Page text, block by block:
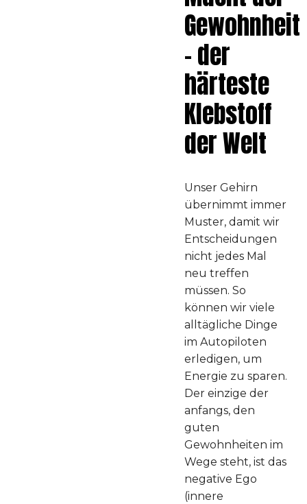
Gewohnheit
– der
härteste
Klebstoff
der Welt
Unser Gehirn
übernimmt immer
Muster, damit wir
Entscheidungen
nicht jedes Mal
neu treffen
müssen. So
können wir viele
alltägliche Dinge
im Autopiloten
erledigen, um
Energie zu sparen.
Der einzige der
anfangs, den
guten
Gewohnheiten im
Wege steht, ist das
negative Ego
(innere